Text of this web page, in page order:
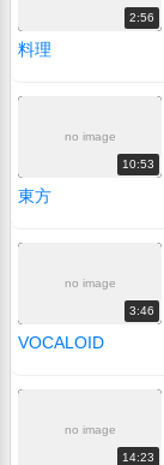
2:56
料理
no image
10:53
東方
no image
3:46
VOCALOID
no image
14:23